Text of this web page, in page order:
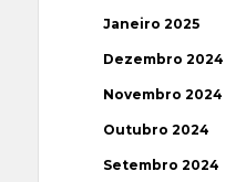
Janeiro 2025
Dezembro 2024
Novembro 2024
Outubro 2024
Setembro 2024